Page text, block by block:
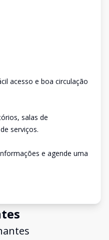
acesso e boa circulação
salas de
serviços.
e agende uma